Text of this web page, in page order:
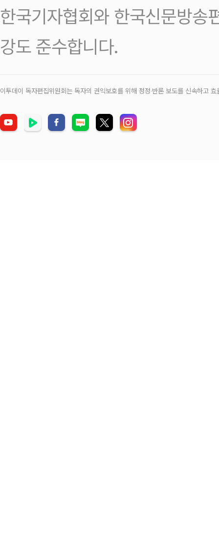
한국기자협회와 한국신문방송
강도 준수합니다.
이투데이 독자편집위원회는 독자의 권익보호를 위해 정정‧반론 보도를 신속하고